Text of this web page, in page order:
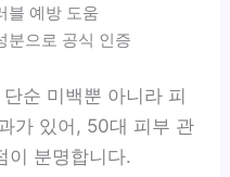
블 예방 도움
분으로 공식 인증
순 미백뿐 아니라 피
가 있어, 50대 피부 관
이 분명합니다.